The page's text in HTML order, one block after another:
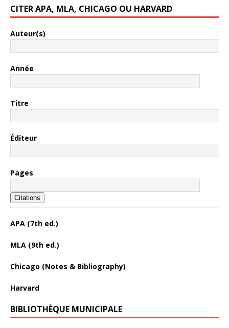
CITER APA, MLA, CHICAGO OU HARVARD
Auteur(s)
Année
Titre
Éditeur
Pages
Citations
APA (7th ed.)
MLA (9th ed.)
Chicago (Notes & Bibliography)
Harvard
BIBLIOTHÈQUE MUNICIPALE